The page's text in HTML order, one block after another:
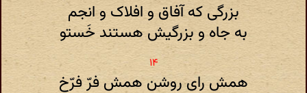
بزرگی که آفاق و افلاک و انجم
به جاه و بزرگیش هستند خَستو
همش رای روشن همش فرّ فرّخ